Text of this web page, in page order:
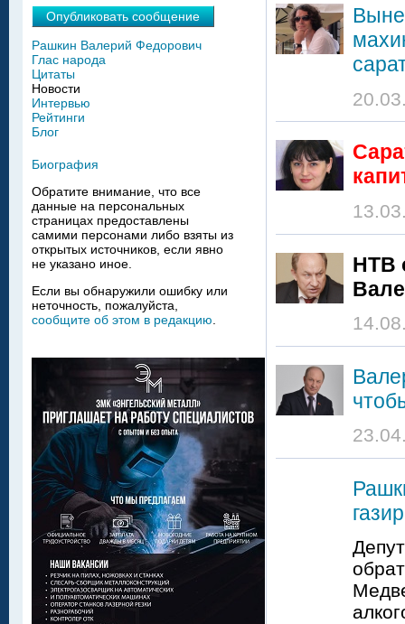
НТВ
Опубликовать сообщение
Рашкин Валерий Федорович
Глас народа
Цитаты
Новости
Интервью
Рейтинги
Блог
Биография
Обратите внимание, что все
данные на персональных
страницах предоставлены
самими персонами либо взяты из
открытых источников, если явно
не указано иное.
Если вы обнаружили ошибку или
неточность, пожалуйста,
сообщите об этом в редакцию